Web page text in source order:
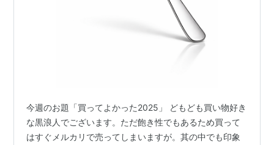
今週のお題「買ってよかった2025」 どもども買い物好き
な黒浪人でございます。ただ飽き性でもあるため買って
はすぐメルカリで売ってしまいますが。其の中でも印象